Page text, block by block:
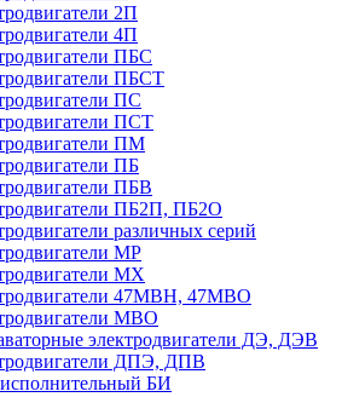
2П
4П
ПБС
ПБСТ
ПС
ПСТ
ПМ
ПБ
ПБВ
ПБ2П, ПБ2О
различных серий
МР
MX
47MBH, 47МВО
MBO
электродвигатели ДЭ, ДЭВ
ДПЭ, ДПВ
БИ